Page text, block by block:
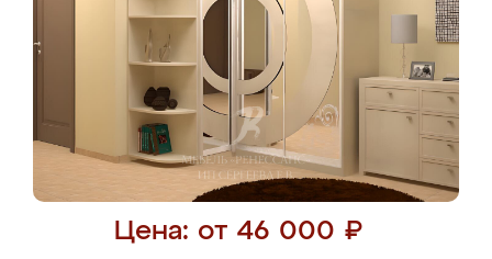
Цена: от 46 000 ₽